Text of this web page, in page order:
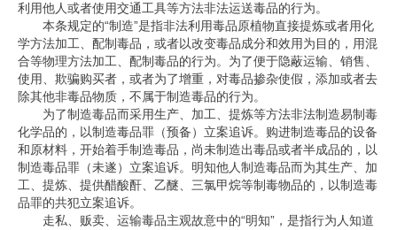
利用他人或者使用交通工具等方法非法运送毒品的行为。
本条规定的“制造”是指非法利用毒品原植物直接提炼或者用化
学方法加工、配制毒品，或者以改变毒品成分和效用为目的，用混
合等物理方法加工、配制毒品的行为。为了便于隐蔽运输、销售、
使用、欺骗购买者，或者为了增重，对毒品掺杂使假，添加或者去
除其他非毒品物质，不属于制造毒品的行为。
为了制造毒品而采用生产、加工、提炼等方法非法制造易制毒
化学品的，以制造毒品罪（预备）立案追诉。购进制造毒品的设备
和原材料，开始着手制造毒品，尚未制造出毒品或者半成品的，以
制造毒品罪（未遂）立案追诉。明知他人制造毒品而为其生产、加
工、提炼、提供醋酸酐、乙醚、三氯甲烷等制毒物品的，以制造毒
品罪的共犯立案追诉。
走私、贩卖、运输毒品主观故意中的“明知” ，是指行为人知道